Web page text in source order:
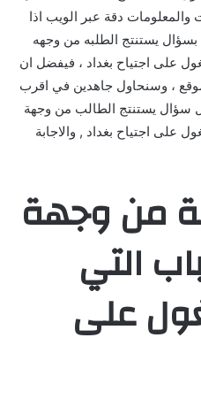
والمعلومات دقة عبر الويب اذا
يستنتج الطلبه من وجهه
على اجتياح بغداد ، فيفضل ان
، وسنحاول جاهدين في اقرب
سؤال يستنتج الطالب من وجهة
على اجتياح بغداد , والاجابة
من وجهة
التي
على